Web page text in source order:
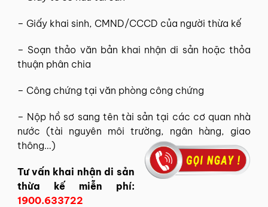
– Giấy khai sinh, CMND/CCCD của người thừa kế
– Soạn thảo văn bản khai nhận di sản hoặc thỏa
thuận phân chia
– Công chứng tại văn phòng công chứng
– Nộp hồ sơ sang tên tài sản tại các cơ quan nhà
nước (tài nguyên môi trường, ngân hàng, giao
thông…)
Tư vấn khai nhận di sản
thừa kế miễn phí:
1900.633722